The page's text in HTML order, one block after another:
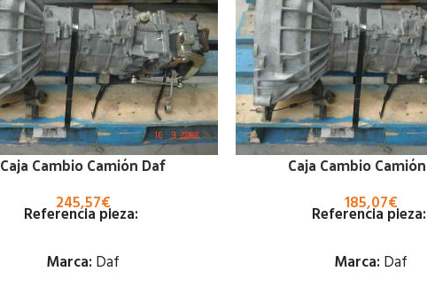
Caja Cambio Camión Daf
245,57€
Referencia pieza:
Marca: Daf
Caja Cambio
185,07€
Referencia pieza:
Marca: Daf